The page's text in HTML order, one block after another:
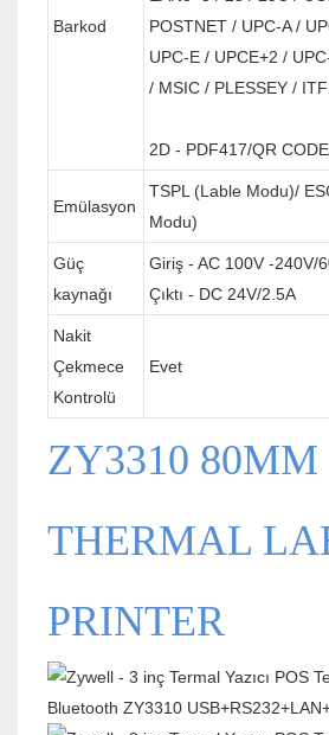
Barkod
POSTNET / UPC-A /
UPC-E / UPCE+2 /
/ MSIC / PLESSEY /
2D - PDF417/QR
Emülasyon
TSPL (Lable Modu)/
Modu)
Güç
kaynağı
Giriş - AC 100V -240V/
Çıktı - DC 24V/2.5A
Nakit
Çekmece
Kontrolü
Evet
ZY3310 80MM
THERMAL
PRINTER